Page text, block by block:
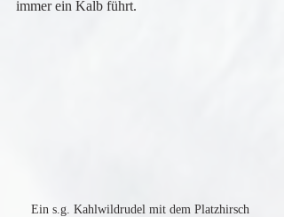
immer ein Kalb führt.
Ein s.g. Kahlwildrudel mit dem Platzhirsch